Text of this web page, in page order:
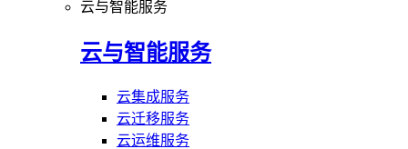
云与智能服务
云与智能服务
云集成服务
云迁移服务
云运维服务